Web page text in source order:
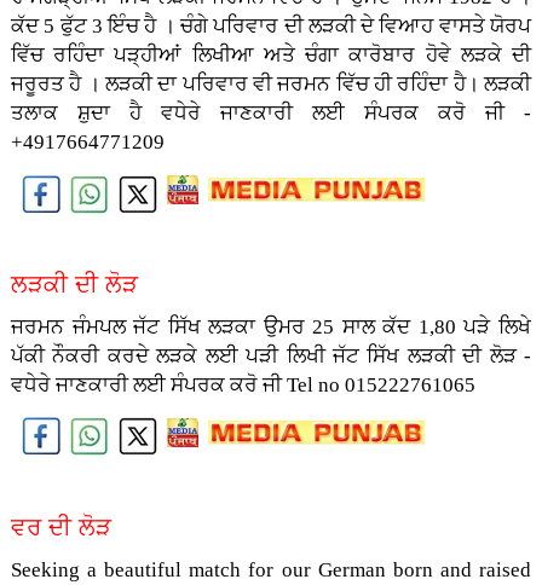
ਕੱਦ 5 ਫੁੱਟ 3 ਇੰਚ ਹੈ । ਚੰਗੇ ਪਰਿਵਾਰ ਦੀ ਲੜਕੀ ਦੇ ਵਿਆਹ ਵਾਸਤੇ ਯੋਰਪ
ਵਿੱਚ ਰਹਿੰਦਾ ਪੜ੍ਹੀਆਂ ਲਿਖੀਆ ਅਤੇ ਚੰਗਾ ਕਾਰੋਬਾਰ ਹੋਵੇ ਲੜਕੇ ਦੀ
ਜਰੂਰਤ ਹੈ । ਲੜਕੀ ਦਾ ਪਰਿਵਾਰ ਵੀ ਜਰਮਨ ਵਿੱਚ ਹੀ ਰਹਿੰਦਾ ਹੈ। ਲੜਕੀ
ਤਲਾਕ ਸ਼ੁਦਾ ਹੈ ਵਧੇਰੇ ਜਾਣਕਾਰੀ ਲਈ ਸੰਪਰਕ ਕਰੋ ਜੀ -
+4917664771209
ਲੜਕੀ ਦੀ ਲੋੜ
ਜਰਮਨ ਜੰਮਪਲ ਜੱਟ ਸਿੱਖ ਲੜਕਾ ਉਮਰ 25 ਸਾਲ ਕੱਦ 1,80 ਪੜੇ ਲਿਖੇ
ਪੱਕੀ ਨੌਕਰੀ ਕਰਦੇ ਲੜਕੇ ਲਈ ਪੜੀ ਲਿਖੀ ਜੱਟ ਸਿੱਖ ਲੜਕੀ ਦੀ ਲੋੜ -
ਵਧੇਰੇ ਜਾਣਕਾਰੀ ਲਈ ਸੰਪਰਕ ਕਰੋ ਜੀ Tel no 015222761065
ਵਰ ਦੀ ਲੋੜ
Seeking a beautiful match for our German born and raised